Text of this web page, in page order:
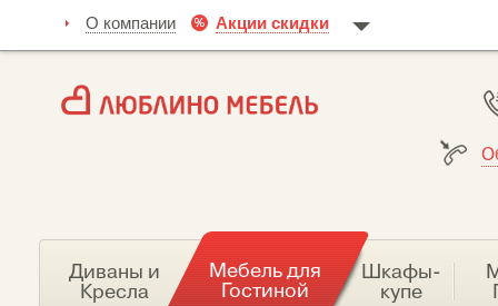
О компании Акции скидки
Диваны и
Кресла
Мебель для
Гостиной
Шкафы-
купе